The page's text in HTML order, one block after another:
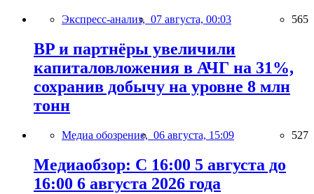
Экспресс-анализ, 07 августа, 00:03 565
BP и партнёры увеличили
капиталовложения в АЧГ на 31%,
сохранив добычу на уровне 8 млн
тонн
Медиа обозрение, 06 августа, 15:09 527
Медиаобзор: С 16:00 5 августа до
16:00 6 августа 2026 года